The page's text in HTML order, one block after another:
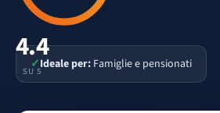
4.4
SU 5
✓Ideale per: Famiglie e pensionati